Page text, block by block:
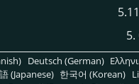
Deutsch (German)
(Japanese) 한국어 (Korean)